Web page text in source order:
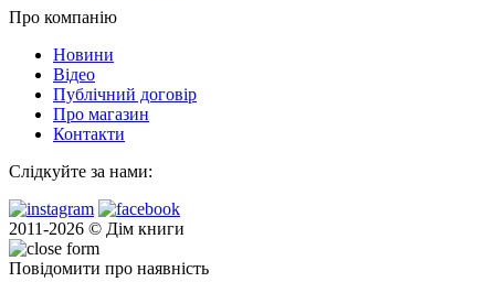
Про компанію
Новини
Відео
Публічний договір
Про магазин
Контакти
Слідкуйте за нами:
2011-2026 © Дім книги
Повідомити про наявність